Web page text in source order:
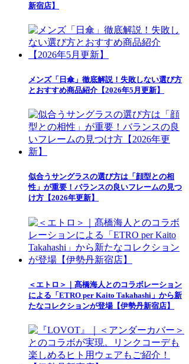
新宿店】
メンズ「日傘」徹底解説！失敗しない選び方
とおすすめ商品紹介【2026年5月更新】
似合うサングラスの選び方は「顔型との相
性」が重要！バランスの良いフレームの見つ
け方【2026年更新】
＜エトロ＞｜髙橋海人とのコラボレーション
による「ETRO per Kaito Takahashi」から新
たなコレクションが登場【伊勢丹新宿店】